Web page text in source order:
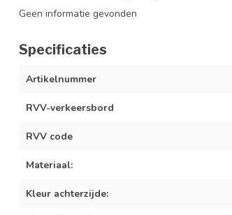
Geen informatie gevonden
Specificaties
Artikelnummer
RVV-verkeersbord
RVV code
Materiaal:
Kleur achterzijde: